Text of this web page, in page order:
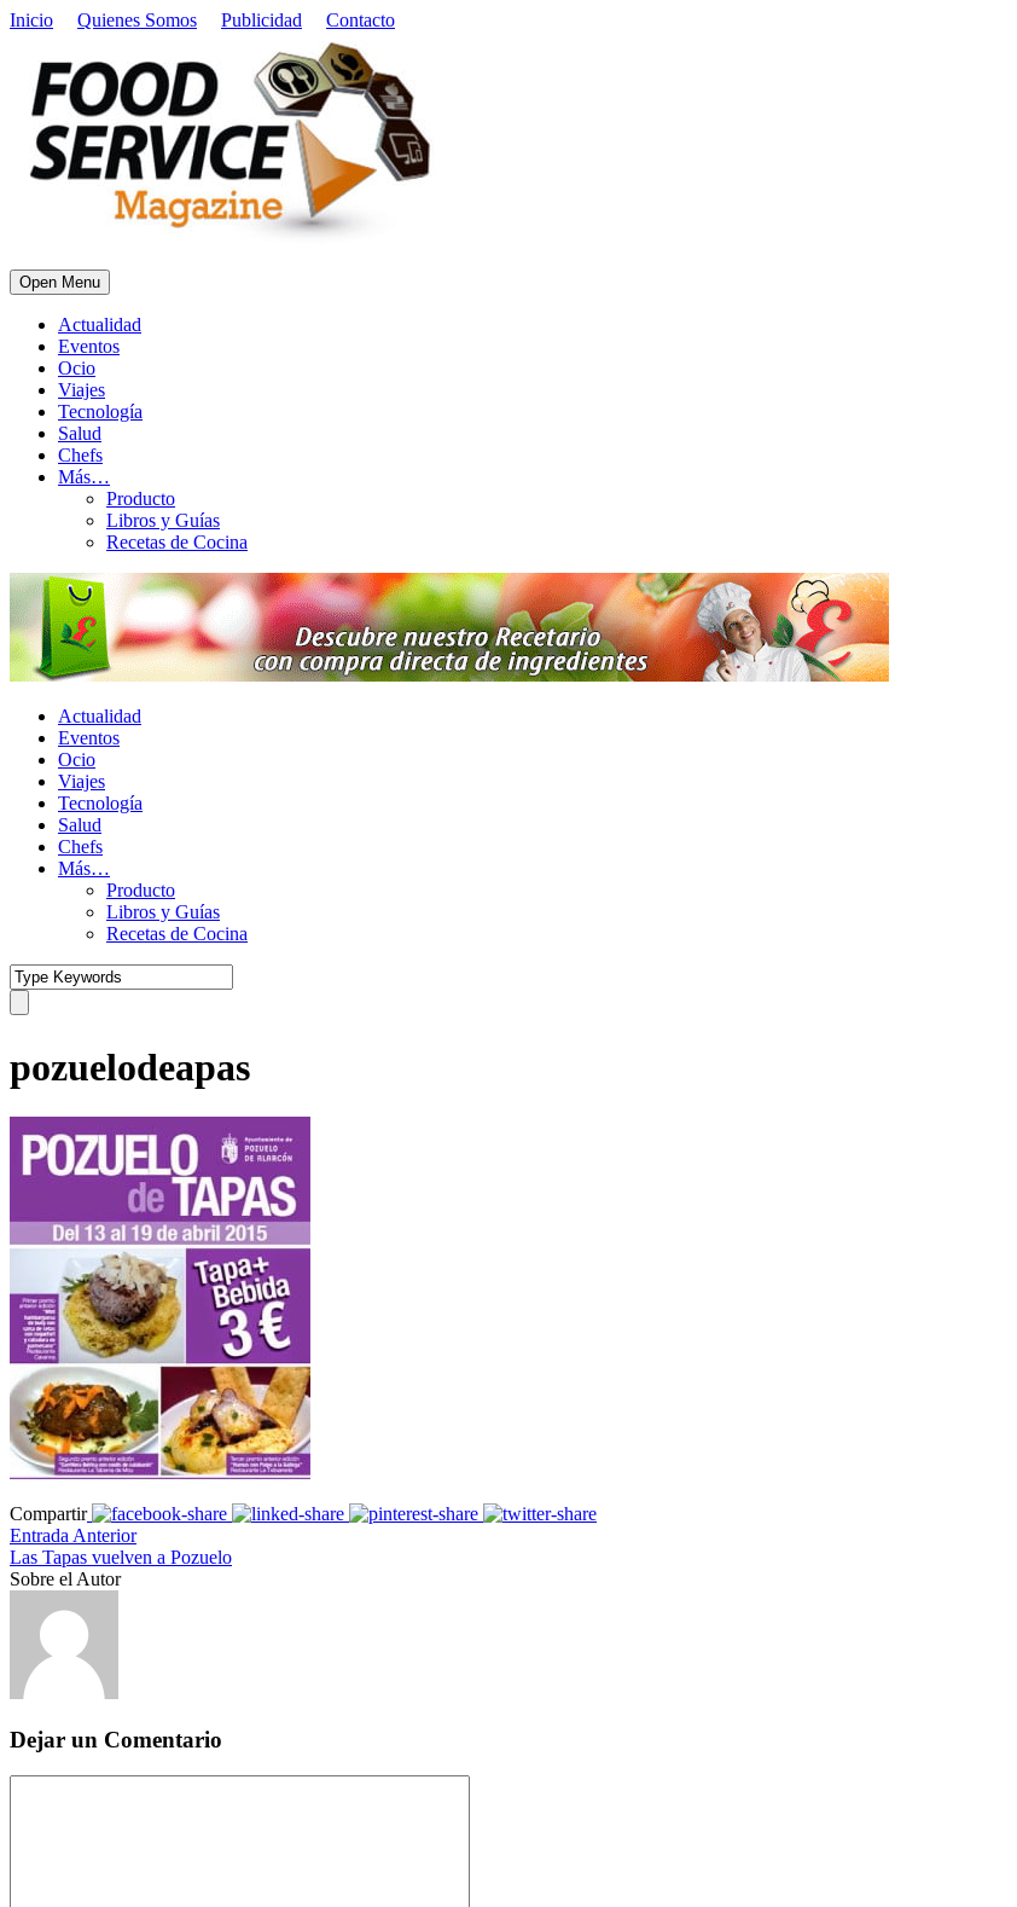
Inicio Quienes Somos Publicidad Contacto
Open Menu
Actualidad
Eventos
Ocio
Viajes
Tecnología
Salud
Chefs
Más…
Producto
Libros y Guías
Recetas de Cocina
Actualidad
Eventos
Ocio
Viajes
Tecnología
Salud
Chefs
Más…
Producto
Libros y Guías
Recetas de Cocina
pozuelodeapas
Compartir
Entrada Anterior
Las Tapas vuelven a Pozuelo
Sobre el Autor
Dejar un Comentario